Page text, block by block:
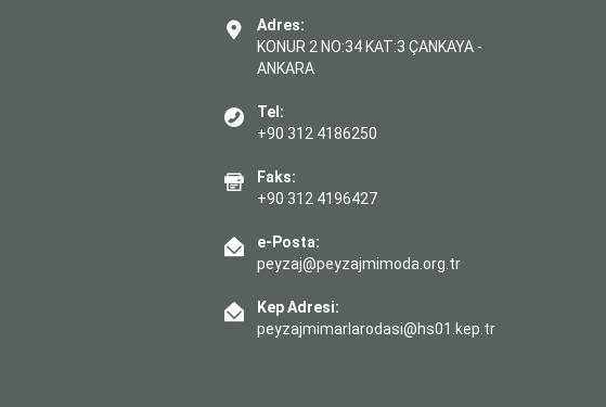
Adres:
KONUR 2 NO:34 KAT:3 ÇANKAYA -
ANKARA
Tel:
+90 312 4186250
Faks:
+90 312 4196427
e-Posta:
peyzaj@peyzajmimoda.org.tr
Kep Adresi:
peyzajmimarlarodasi@hs01.kep.tr